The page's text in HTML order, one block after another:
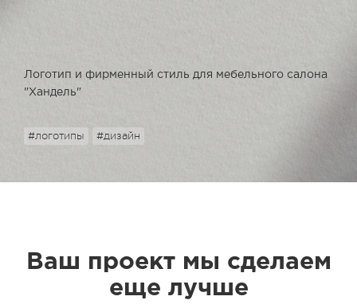
Логотип и фирменный стиль для мебельного салона
"Хандель"
#логотипы #дизайн
Ваш проект мы сделаем
еще лучше